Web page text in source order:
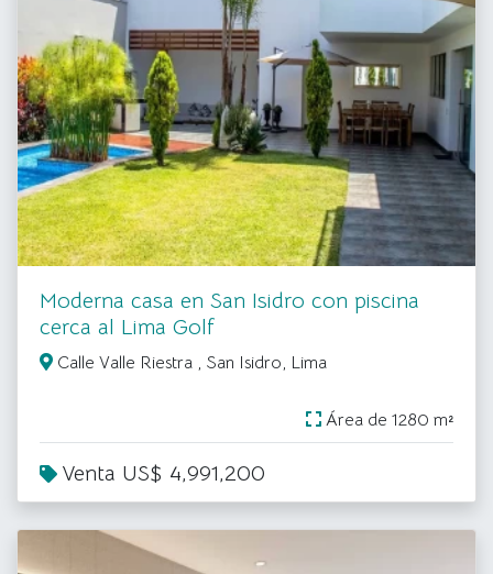
Moderna casa en San Isidro con piscina
cerca al Lima Golf
Calle Valle Riestra , San Isidro, Lima
Área de 1280 m²
Venta US$ 4,991,200